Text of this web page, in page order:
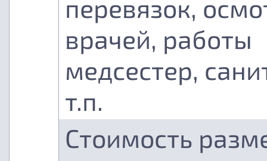
перевязок,
врачей, работы
медсестер,
т.п.
Стоимость